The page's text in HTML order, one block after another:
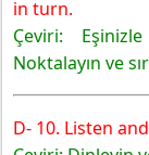
in turn.
Çeviri:
Noktalayın ve
D- 10. Listen